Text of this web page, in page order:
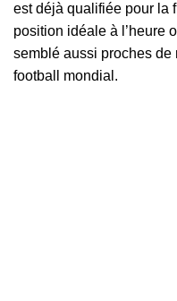
est déjà qualifiée pour la
position idéale à l’heure
semblé aussi proches de
football mondial.